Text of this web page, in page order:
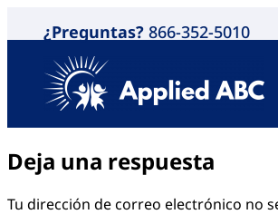
¿Preguntas? 866-352-5010
Deja una respuesta
Tu dirección de correo electrónico no